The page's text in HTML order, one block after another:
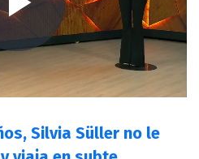
Silvia Süller no le